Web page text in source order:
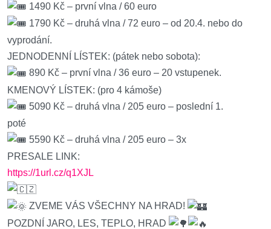
1490 Kč – první vlna / 60 euro
1790 Kč – druhá vlna / 72 euro – od 20.4. nebo do
vyprodání.
JEDNODENNÍ LÍSTEK: (pátek nebo sobota):
890 Kč – první vlna / 36 euro – 20 vstupenek.
KMENOVÝ LÍSTEK: (pro 4 kámoše)
5090 Kč – druhá vlna / 205 euro – poslední 1.
poté
5590 Kč – druhá vlna / 205 euro – 3x
PRESALE LINK:
https://1url.cz/q1XJL
ZVEME VÁS VŠECHNY NA HRAD!
POZDNÍ JARO, LES, TEPLO, HRAD